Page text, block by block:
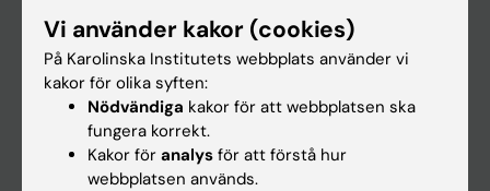
På gång
Nyheter
Kalender
Vi använder kakor (cookies)
På Karolinska Institutets webbplats använder vi
kakor för olika syften:
Nödvändiga kakor för att webbplatsen ska
fungera korrekt.
Kakor för analys för att förstå hur
webbplatsen används.